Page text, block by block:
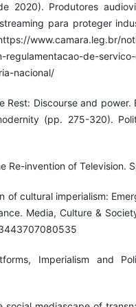
2020). Produtores
para proteger
www.camara.leg.br/
regulamentacao-de-
nacional/
Rest: Discourse and power.
(pp. 275-320).
Re-invention of Television.
of cultural imperialism:
Media, Culture &
Imperialism and